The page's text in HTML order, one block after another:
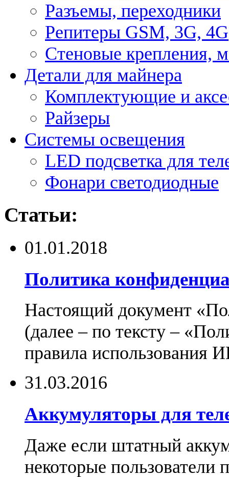
Разъемы, переходники
Репитеры GSM, 3G, 4G
Стеновые крепления,
Детали для майнера
Комплектующие и
Райзеры
Системы освещения
LED подсветка для
Фонари светодиодные
Статьи:
01.01.2018
Политика
Настоящий документ
(далее – по тексту –
правила использования
31.03.2016
Аккумуляторы для
Даже если штатный
некоторые пользователи